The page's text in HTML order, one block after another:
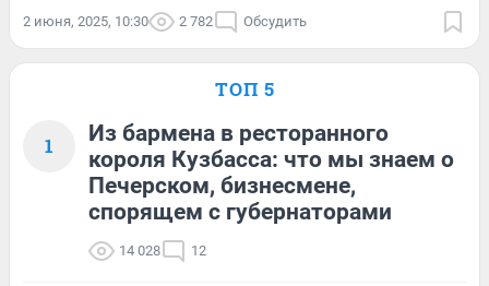
2 июня, 2025, 10:30 2 782 Обсудить
ТОП 5
1
Из бармена в ресторанного
короля Кузбасса: что мы знаем о
Печерском, бизнесмене,
спорящем с губернаторами
14 028 12